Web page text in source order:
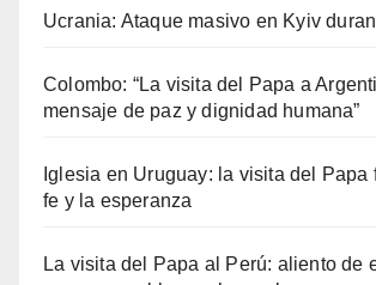
Ucrania: Ataque masivo en Kyiv
Colombo: “La visita del Papa a
mensaje de paz y dignidad humana”
Iglesia en Uruguay: la visita del Papa
fe y la esperanza
La visita del Papa al Perú: aliento de